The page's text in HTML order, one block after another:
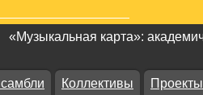
«Музыкальная карта»:
Коллективы Проекты